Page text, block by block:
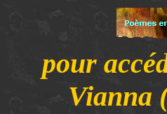
pour
Vianna